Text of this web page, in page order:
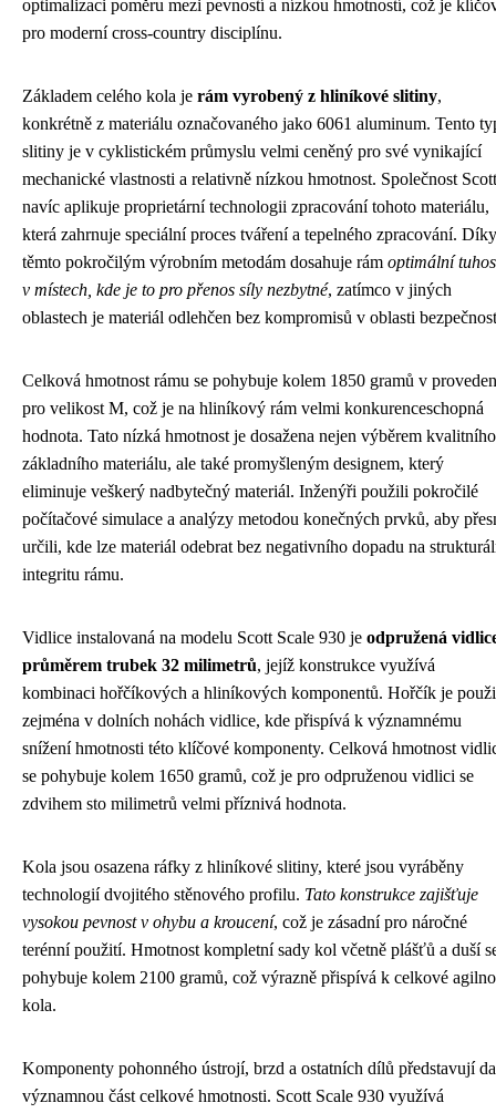
optimalizaci poměru mezi pevností a nízkou hmotností, což je
pro moderní cross-country disciplínu.
Základem celého kola je rám vyrobený z hliníkové slitiny,
konkrétně z materiálu označovaného jako 6061 aluminum. Tento
slitiny je v cyklistickém průmyslu velmi ceněný pro své vynikající
mechanické vlastnosti a relativně nízkou hmotnost. Společnost Scott
navíc aplikuje proprietární technologii zpracování tohoto materiálu,
která zahrnuje speciální proces tváření a tepelného zpracování. Díky
těmto pokročilým výrobním metodám dosahuje rám optimální
v místech, kde je to pro přenos síly nezbytné, zatímco v jiných
oblastech je materiál odlehčen bez kompromisů v oblasti
Celková hmotnost rámu se pohybuje kolem 1850 gramů v
pro velikost M, což je na hliníkový rám velmi konkurenceschopná
hodnota. Tato nízká hmotnost je dosažena nejen výběrem kvalitního
základního materiálu, ale také promyšleným designem, který
eliminuje veškerý nadbytečný materiál. Inženýři použili pokročilé
počítačové simulace a analýzy metodou konečných prvků, aby
určili, kde lze materiál odebrat bez negativního dopadu na
integritu rámu.
Vidlice instalovaná na modelu Scott Scale 930 je odpružená
průměrem trubek 32 milimetrů, jejíž konstrukce využívá
kombinaci hořčíkových a hliníkových komponentů. Hořčík je
zejména v dolních nohách vidlice, kde přispívá k významnému
snížení hmotnosti této klíčové komponenty. Celková hmotnost
se pohybuje kolem 1650 gramů, což je pro odpruženou vidlici se
zdvihem sto milimetrů velmi příznivá hodnota.
Kola jsou osazena ráfky z hliníkové slitiny, které jsou vyráběny
technologií dvojitého stěnového profilu. Tato konstrukce zajišťuje
vysokou pevnost v ohybu a kroucení, což je zásadní pro náročné
terénní použití. Hmotnost kompletní sady kol včetně plášťů a duší
pohybuje kolem 2100 gramů, což výrazně přispívá k celkové
kola.
Komponenty pohonného ústrojí, brzd a ostatních dílů představují
významnou část celkové hmotnosti. Scott Scale 930 využívá